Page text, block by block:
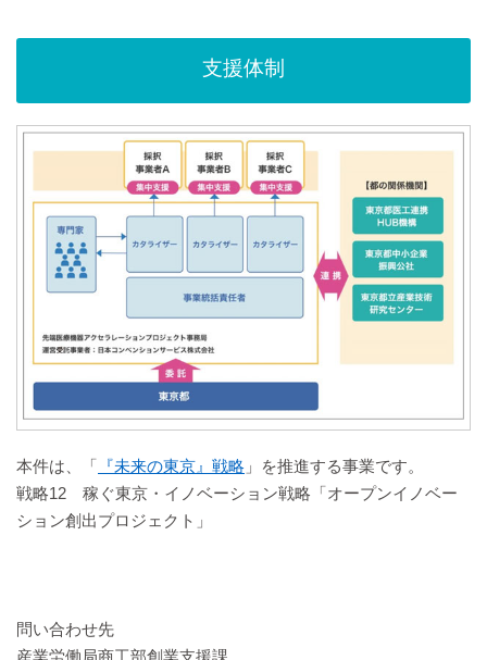
支援体制
本件は、「 『未来の東京』戦略 」を推進する事業です。
戦略12 稼ぐ東京・イノベーション戦略「オープンイノベー
ション創出プロジェクト」
問い合わせ先
産業労働局商工部創業支援課